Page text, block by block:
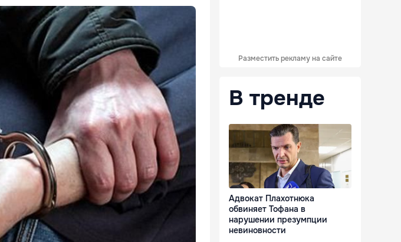
Разместить рекламу на сайте
В тренде
Адвокат Плахотнюка
обвиняет Тофана в
нарушении презумпции
невиновности